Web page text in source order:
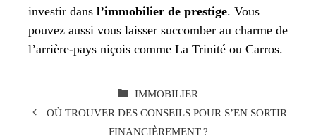
investir dans l’immobilier de prestige. Vous
pouvez aussi vous laisser succomber au charme de
l’arrière-pays niçois comme La Trinité ou Carros.
CATÉGORIES
IMMOBILIER
OÙ TROUVER DES CONSEILS POUR S’EN SORTIR
FINANCIÈREMENT ?